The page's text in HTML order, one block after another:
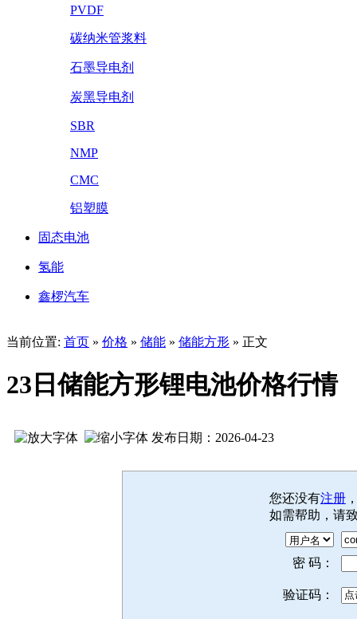
PVDF
碳纳米管浆料
石墨导电剂
炭黑导电剂
SBR
NMP
CMC
铝塑膜
固态电池
氢能
鑫椤汽车
当前位置: 首页 » 价格 » 储能 » 储能方形 » 正文
23日储能方形锂电池价格行情
发布日期：2026-04-23
您还没有注册
如需帮助，请
密 码：
验证码：